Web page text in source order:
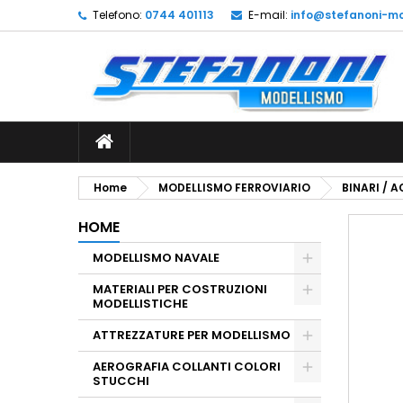
Telefono: 0744 401113 E-mail: info@stefanoni-
Home MODELLISMO FERROVIARIO BINARI /
HOME
MODELLISMO NAVALE
MATERIALI PER COSTRUZIONI
MODELLISTICHE
ATTREZZATURE PER MODELLISMO
AEROGRAFIA COLLANTI COLORI
STUCCHI